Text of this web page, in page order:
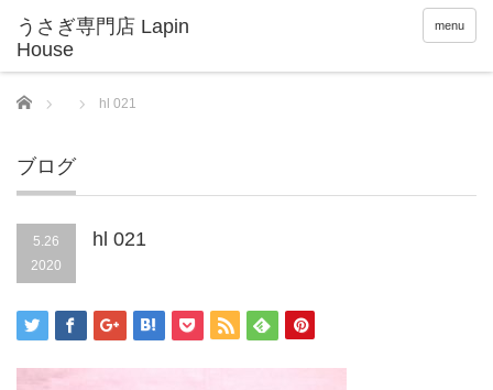
menu
Home hl 021
ブログ
5.26
2020
hl 021